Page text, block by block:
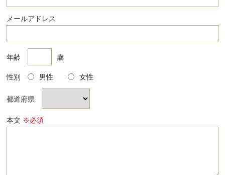
メールアドレス
年齢 歳
性別 男性 女性
都道府県
本文 ※必須